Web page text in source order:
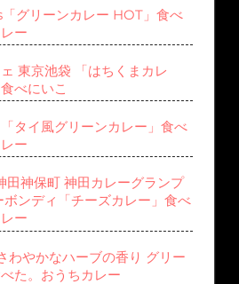
グリーンカレー HOT」食べ
ー
東京池袋 「はちくまカレ
べにいこ
タイ風グリーンカレー」食べ
ー
神保町 神田カレーグランプ
ボンディ「チーズカレー」食べ
ー
わやかなハーブの香り グリー
た。おうちカレー